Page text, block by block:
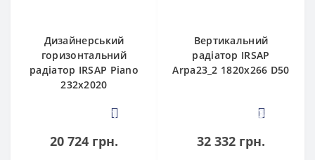
Дизайнерський
горизонтальний
радіатор IRSAP Piano
232x2020
1
20 724 грн.
Вертикальний
радіатор IRSAP
Arpa23_2 1820x266 D50
3
32 332 грн.